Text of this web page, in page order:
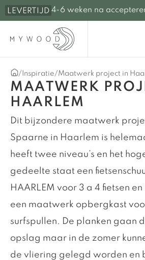
LEVERTIJD 4-6 weken na
/ Inspiratie/Maatwerk project in
MAATWERK
HAARLEM
Dit bijzondere maatwerk
Spaarne in Haarlem is
heeft twee niveau’s en het
gedeelte staat een
HAARLEM voor 3 a 4 fietsen
een maatwerk opbergkast
surfspullen. De planken gaan
opslag maar in de zomer
de vliering gelegd worden en